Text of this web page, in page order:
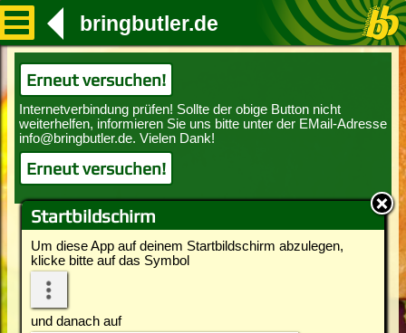
Startbildschirm
Um diese App auf deinem Startbildschirm abzulegen,
klicke bitte auf das Symbol
und danach auf
bringbutler.de
Erneut versuchen!
Erneut versuchen!